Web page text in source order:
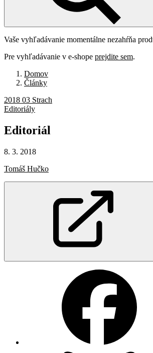
Vaše vyhľadávanie momentálne nezahŕňa
Pre vyhľadávanie v e-shope prejdite sem.
Domov
Články
2018 03 Strach
Editoriály
Editoriál
8. 3. 2018
Tomáš Hučko